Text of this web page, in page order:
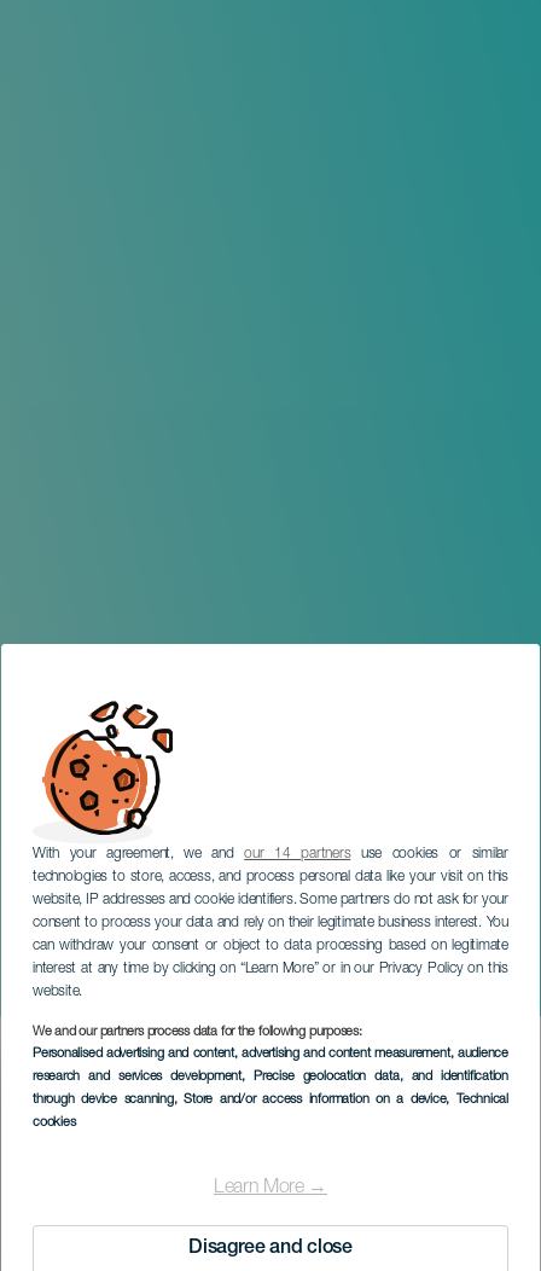
With your agreement, we andour 14 partnersuse cookies or similar
technologies to store, access, and process personal data like your visit on this
website, IP addresses and cookie identifiers. Some partners do not ask for your
consent to process your data and rely on their legitimate business interest. You
can withdraw your consent or object to data processing based on legitimate
interest at any time by clicking on “Learn More” or in our Privacy Policy on this
website.
We and our partners process data for the following purposes:
Personalised advertising and content, advertising and content measurement, audience
research and services development, Precise geolocation data, and identification
through device scanning, Store and/or access information on a device, Technical
cookies
Learn More →
Disagree and close
Spukpassage: Das Schloss
des Grafen
TENERIFE
Imagen
Listado